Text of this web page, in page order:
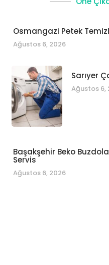
Osmangazi Petek
Ağustos 6, 2026
Sarıyer
Ağustos 6,
Başakşehir Beko
Servis
Ağustos 6, 2026